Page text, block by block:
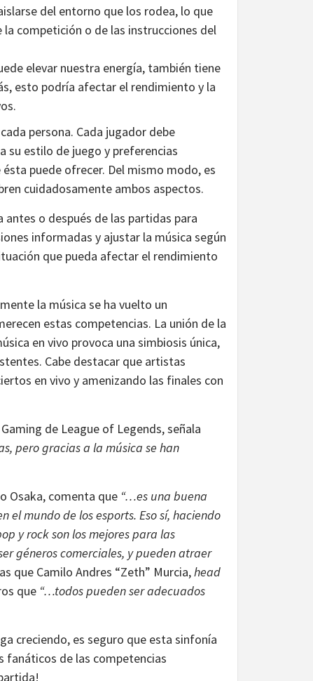
del entorno que los rodea, lo que
competición o de las instrucciones del
elevar nuestra energía, también tiene
esto podría afectar el rendimiento y la
persona. Cada jugador debe
su estilo de juego y preferencias
puede ofrecer. Del mismo modo, es
cuidadosamente ambos aspectos.
o después de las partidas para
informadas y ajustar la música según
que pueda afectar el rendimiento
la música se ha vuelto un
estas competencias. La unión de la
en vivo provoca una simbiosis única,
Cabe destacar que artistas
en vivo y amenizando las finales con
de League of Legends, señala
pero gracias a la música se han
Osaka, comenta que “…es una buena
el mundo de los esports. Eso sí, haciendo
y rock son los mejores para las
géneros comerciales, y pueden atraer
que Camilo Andres “Zeth” Murcia,head
que “…todos pueden ser adecuados
creciendo, es seguro que esta sinfonía
fanáticos de las competencias